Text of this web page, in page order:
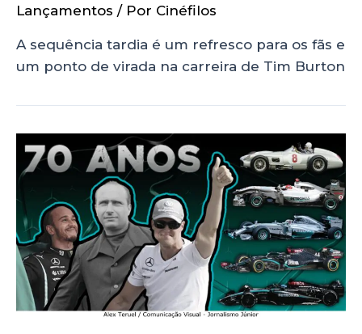
Lançamentos / Por Cinéfilos
A sequência tardia é um refresco para os fãs e
um ponto de virada na carreira de Tim Burton